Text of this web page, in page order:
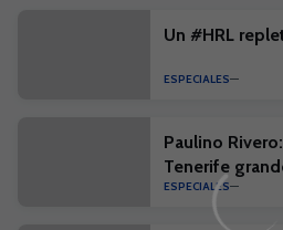
Un #HRL
ESPECIALES
Paulino
Tenerife
ESPECIALES